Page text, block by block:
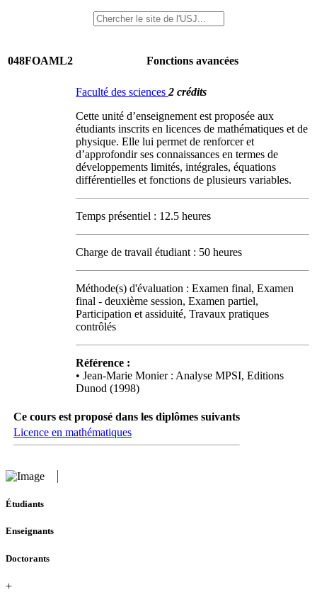
048FOAML2 Fonctions avancées
Faculté des sciences 2 crédits
Cette unité d’enseignement est proposée aux
étudiants inscrits en licences de mathématiques et de
physique. Elle lui permet de renforcer et
d’approfondir ses connaissances en termes de
développements limités, intégrales, équations
différentielles et fonctions de plusieurs variables.
Temps présentiel : 12.5 heures
Charge de travail étudiant : 50 heures
Méthode(s) d'évaluation : Examen final, Examen
final - deuxième session, Examen partiel,
Participation et assiduité, Travaux pratiques
contrôlés
Référence :
• Jean-Marie Monier : Analyse MPSI, Editions
Dunod (1998)
Ce cours est proposé dans les diplômes suivants
Licence en mathématiques
Étudiants
Enseignants
Doctorants
+